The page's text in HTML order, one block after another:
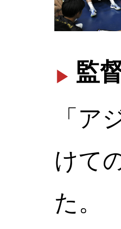
監
「ア
けて
た。